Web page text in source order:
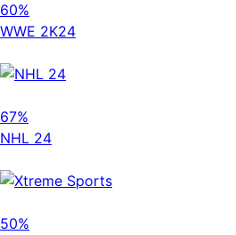
60%
WWE 2K24
67%
NHL 24
50%